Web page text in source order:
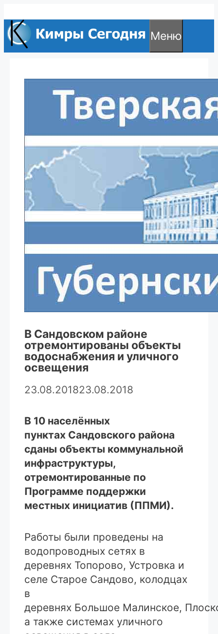
к
содержимому
Меню
В Сандовском районе
отремонтированы объекты
водоснабжения и уличного
освещения
23.08.201823.08.2018
В 10 населённых
пунктах Сандовского района
сданы объекты коммунальной
инфраструктуры,
отремонтированные по
Программе поддержки
местных инициатив (ППМИ).
Работы были проведены на
водопроводных сетях в
деревнях Топорово, Устровка и
селе Старое Сандово, колодцах
в
деревнях Большое Малинское,
а также системах уличного